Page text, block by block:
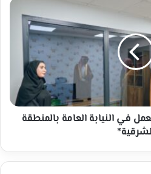
في النيابة العامة بالمنطقة